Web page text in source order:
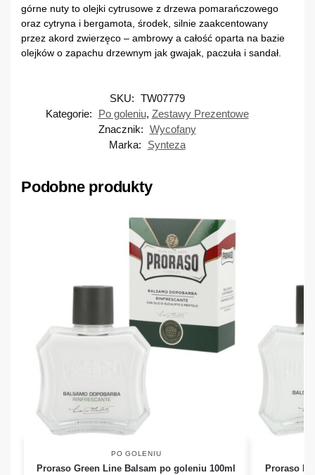
górne nuty to olejki cytrusowe z drzewa pomarańczowego
oraz cytryna i bergamota, środek, silnie zaakcentowany
przez akord zwierzęco – ambrowy a całość oparta na bazie
olejków o zapachu drzewnym jak gwajak, paczuła i sandał.
SKU: TW07779
Kategorie:
Po goleniu, Zestawy Prezentowe
Znacznik: Wycofany
Marka:
Synteza
Podobne produkty
PO GOLENIU
Proraso Green Line Balsam po goleniu 100ml Proraso